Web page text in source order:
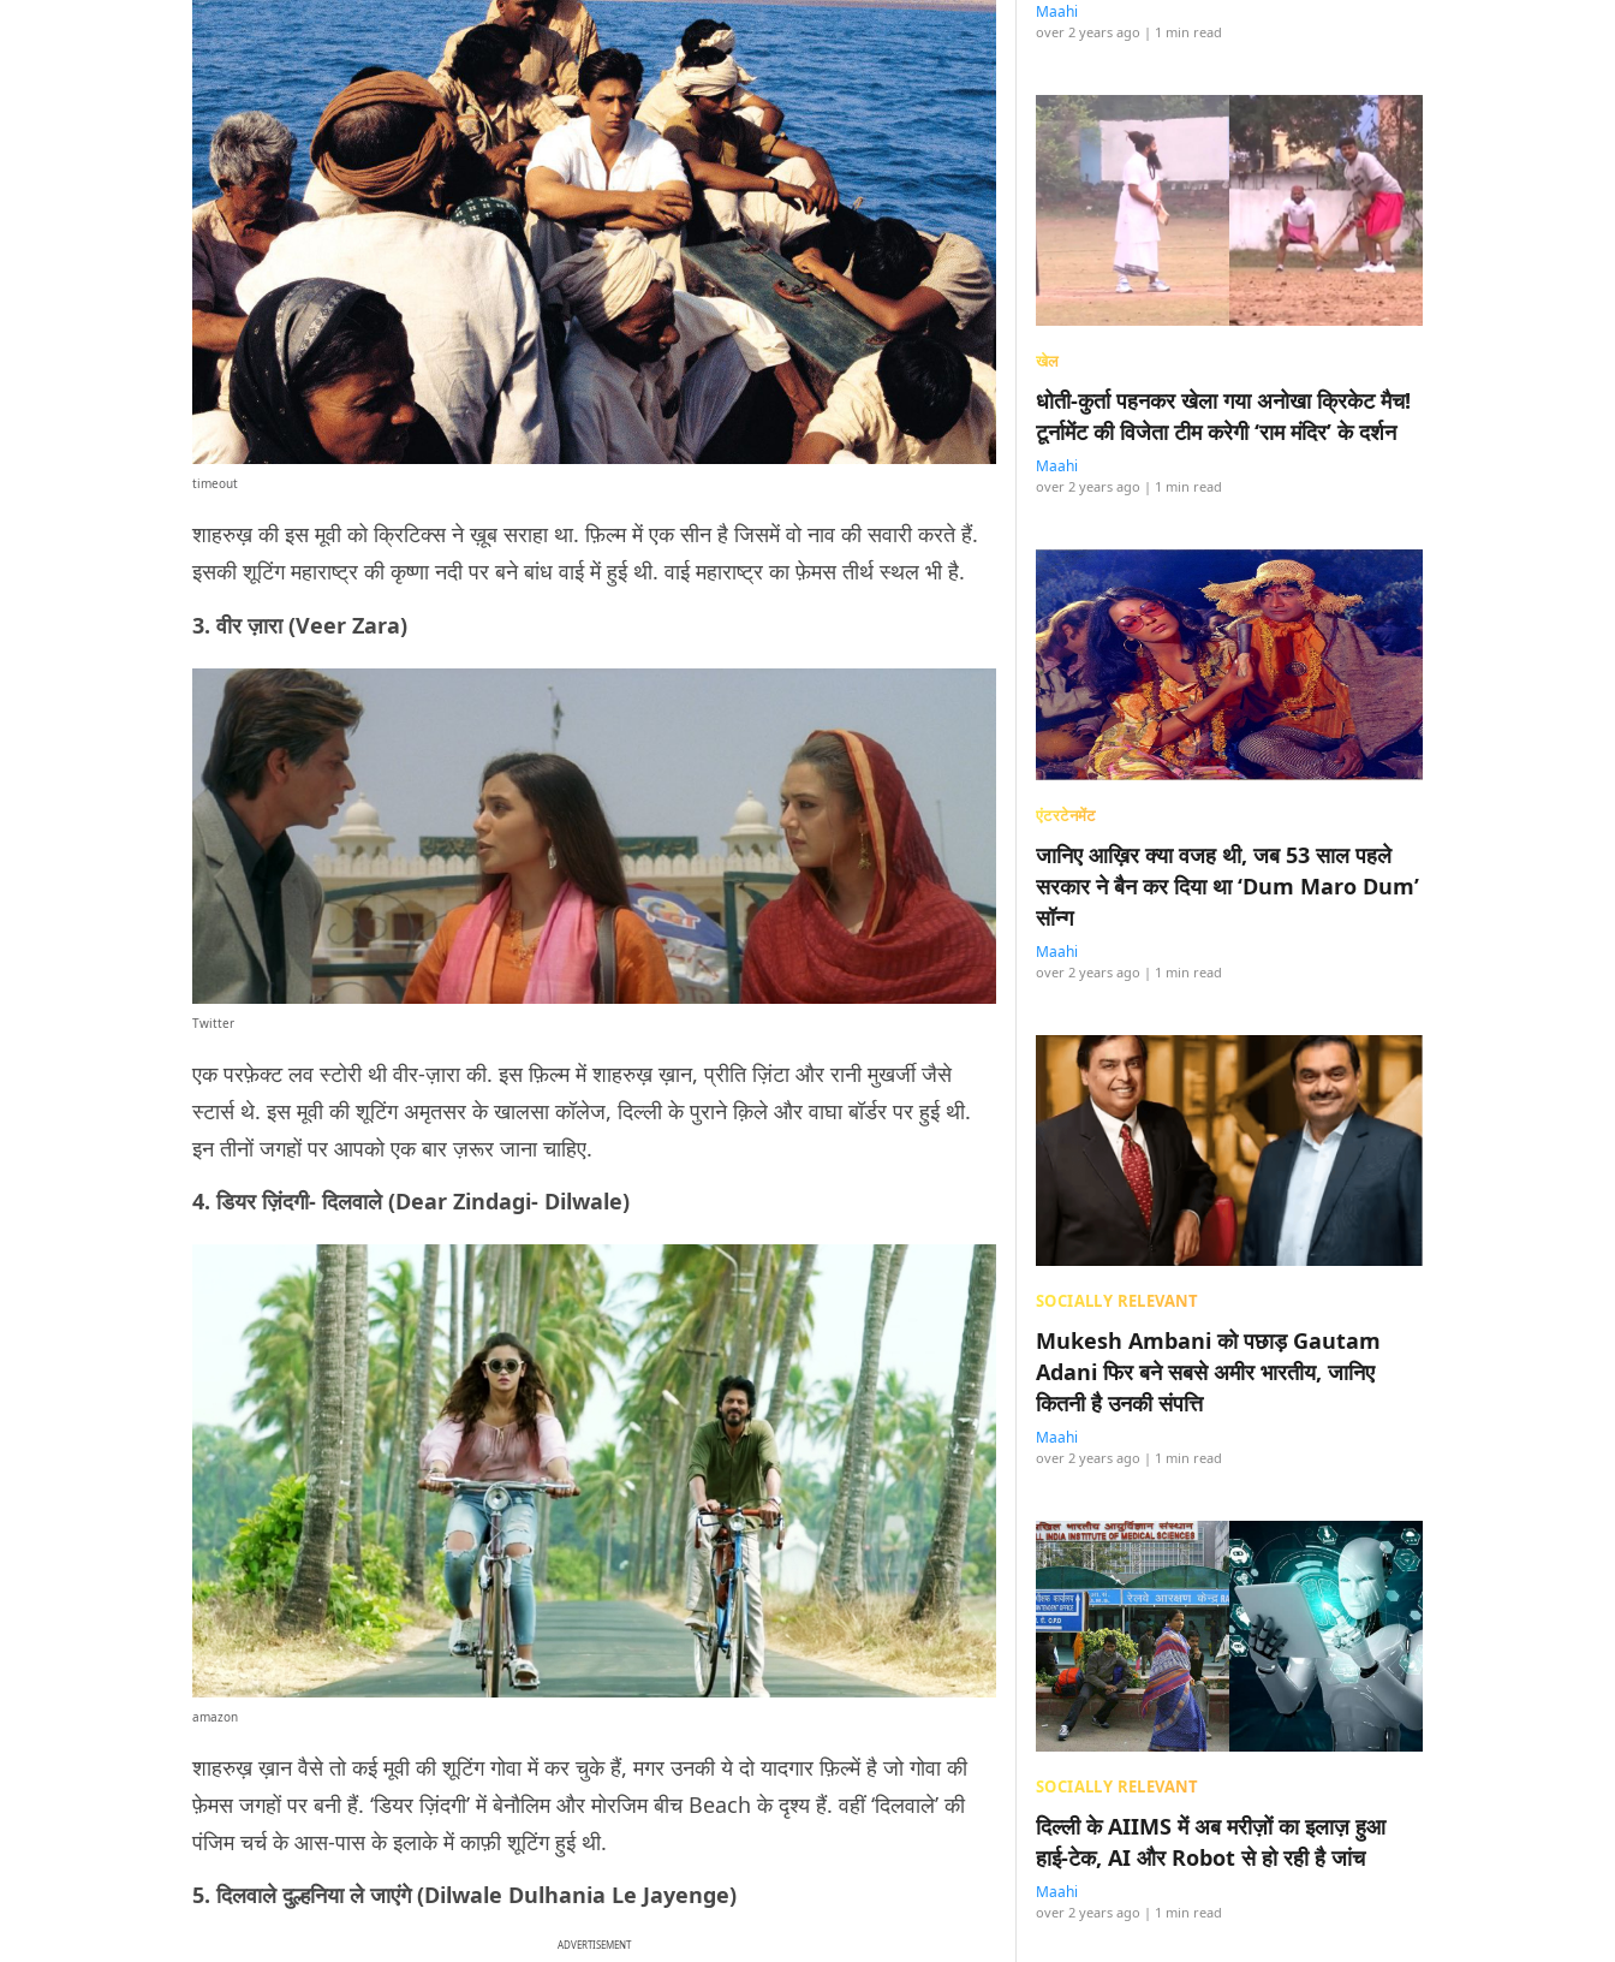
timeout
शाहरुख़ की इस मूवी को क्रिटिक्स ने ख़ूब सराहा था. फ़िल्म में एक सीन है जिसमें वो नाव की सवारी करते हैं.
इसकी शूटिंग महाराष्ट्र की कृष्णा नदी पर बने बांध वाई में हुई थी. वाई महाराष्ट्र का फ़ेमस तीर्थ स्थल भी है.
3. वीर ज़ारा (Veer Zara)
Twitter
एक परफ़ेक्ट लव स्टोरी थी वीर-ज़ारा की. इस फ़िल्म में शाहरुख़ ख़ान, प्रीति ज़िंटा और रानी मुखर्जी जैसे
स्टार्स थे. इस मूवी की शूटिंग अमृतसर के खालसा कॉलेज, दिल्ली के पुराने क़िले और वाघा बॉर्डर पर हुई थी.
इन तीनों जगहों पर आपको एक बार ज़रूर जाना चाहिए.
4. डियर ज़िंदगी- दिलवाले (Dear Zindagi- Dilwale)
amazon
शाहरुख़ ख़ान वैसे तो कई मूवी की शूटिंग गोवा में कर चुके हैं, मगर उनकी ये दो यादगार फ़िल्में है जो गोवा की
फ़ेमस जगहों पर बनी हैं. ‘डियर ज़िंदगी’ में बेनौलिम और मोरजिम बीच Beach के दृश्य हैं. वहीं ‘दिलवाले’ की
पंजिम चर्च के आस-पास के इलाके में काफ़ी शूटिंग हुई थी.
5. दिलवाले दुल्हनिया ले जाएंगे (Dilwale Dulhania Le Jayenge)
ADVERTISEMENT
Maahi
over 2 years ago | 1 min read
खेल
धोती-कुर्ता पहनकर खेला गया अनोखा क्रिकेट मैच!
टूर्नामेंट की विजेता टीम करेगी ‘राम मंदिर’ के दर्शन
Maahi
over 2 years ago | 1 min read
एंटरटेनमेंट
जानिए आख़िर क्या वजह थी, जब 53 साल पहले
सरकार ने बैन कर दिया था ‘Dum Maro Dum’
सॉन्ग
Maahi
over 2 years ago | 1 min read
SOCIALLY RELEVANT
Mukesh Ambani को पछाड़ Gautam
Adani फिर बने सबसे अमीर भारतीय, जानिए
कितनी है उनकी संपत्ति
Maahi
over 2 years ago | 1 min read
SOCIALLY RELEVANT
दिल्ली के AIIMS में अब मरीज़ों का इलाज़ हुआ
हाई-टेक, AI और Robot से हो रही है जांच
Maahi
over 2 years ago | 1 min read